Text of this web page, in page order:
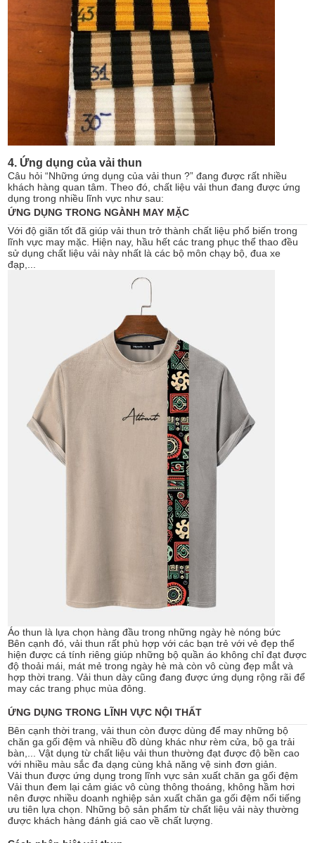
4. Ứng dụng của vải thun
Câu hỏi “Những ứng dụng của vải thun ?” đang được rất nhiều
khách hàng quan tâm. Theo đó, chất liệu vải thun đang được ứng
dụng trong nhiều lĩnh vực như sau:
ỨNG DỤNG TRONG NGÀNH MAY MẶC
Với độ giãn tốt đã giúp vải thun trở thành chất liệu phổ biến trong
lĩnh vực may mặc. Hiện nay, hầu hết các trang phục thể thao đều
sử dụng chất liệu vải này nhất là các bộ môn chạy bộ, đua xe
đạp,...
Áo thun là lựa chọn hàng đầu trong những ngày hè nóng bức
Bên cạnh đó, vải thun rất phù hợp với các bạn trẻ với vẻ đẹp thể
hiện được cá tính riêng giúp những bộ quần áo không chỉ đạt được
độ thoải mái, mát mẻ trong ngày hè mà còn vô cùng đẹp mắt và
hợp thời trang. Vải thun dày cũng đang được ứng dụng rộng rãi để
may các trang phục mùa đông.
ỨNG DỤNG TRONG LĨNH VỰC NỘI THẤT
Bên cạnh thời trang, vải thun còn được dùng để may những bộ
chăn ga gối đệm và nhiều đồ dùng khác như rèm cửa, bộ ga trải
bàn,... Vật dụng từ chất liệu vải thun thường đạt được độ bền cao
với nhiều màu sắc đa dạng cùng khả năng vệ sinh đơn giản.
Vải thun được ứng dụng trong lĩnh vực sản xuất chăn ga gối đệm
Vải thun đem lại cảm giác vô cùng thông thoáng, không hầm hơi
nên được nhiều doanh nghiệp sản xuất chăn ga gối đệm nổi tiếng
ưu tiên lựa chọn. Những bộ sản phẩm từ chất liệu vải này thường
được khách hàng đánh giá cao về chất lượng.